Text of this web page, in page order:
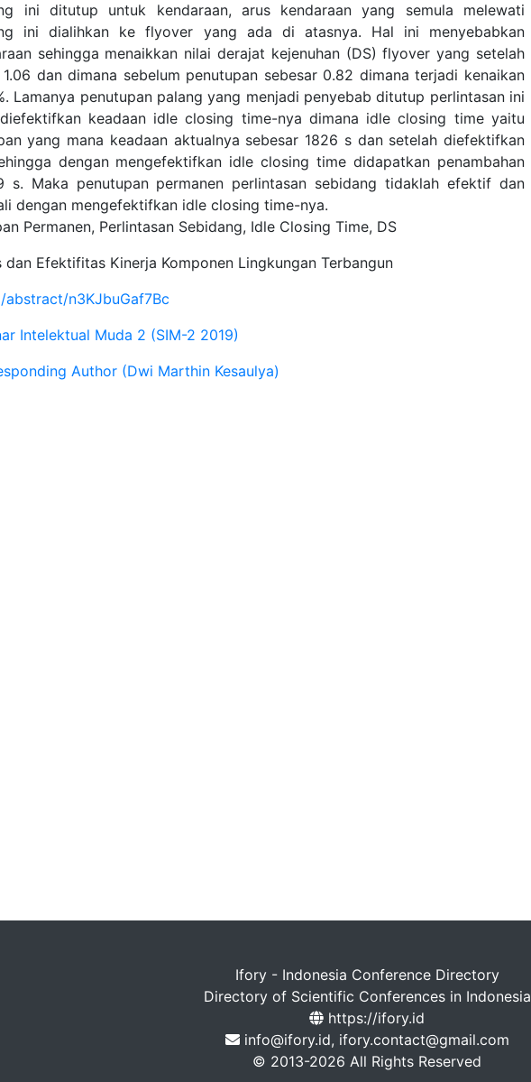
ini ditutup untuk kendaraan, arus kendaraan yang semula melewati
ini dialihkan ke flyover yang ada di atasnya. Hal ini menyebabkan
sehingga menaikkan nilai derajat kejenuhan (DS) flyover yang setelah
dan dimana sebelum penutupan sebesar 0.82 dimana terjadi kenaikan
Lamanya penutupan palang yang menjadi penyebab ditutup perlintasan ini
keadaan idle closing time-nya dimana idle closing time yaitu
yang mana keadaan aktualnya sebesar 1826 s dan setelah diefektifkan
dengan mengefektifkan idle closing time didapatkan penambahan
s. Maka penutupan permanen perlintasan sebidang tidaklah efektif dan
dengan mengefektifkan idle closing time-nya.
Permanen, Perlintasan Sebidang, Idle Closing Time, DS
Efektifitas Kinerja Komponen Lingkungan Terbangun
n3KJbuGaf7Bc
Intelektual Muda 2 (SIM-2 2019)
Author (Dwi Marthin Kesaulya)
Ifory - Indonesia Conference Directory
Directory of Scientific Conferences in Indonesia
https://ifory.id
info@ifory.id, ifory.contact@gmail.com
© 2013-2026 All Rights Reserved